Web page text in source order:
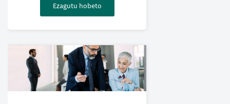
Ezagutu hobeto